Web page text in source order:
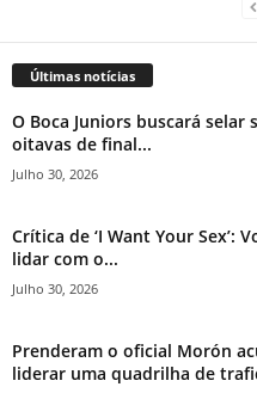
Últimas notícias
O Boca Juniors buscará selar
oitavas de final...
Julho 30, 2026
Crítica de ‘I Want Your Sex’:
lidar com o...
Julho 30, 2026
Prenderam o oficial Morón
liderar uma quadrilha de